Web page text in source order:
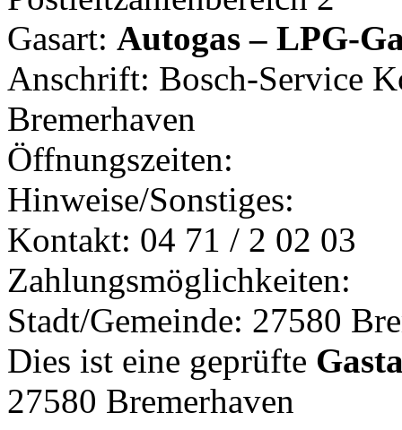
Gasart: Autogas – LPG-
Anschrift: Bosch-Service
Bremerhaven
Öffnungszeiten:
Hinweise/Sonstiges:
Kontakt: 04 71 / 2 02 03
Zahlungsmöglichkeiten:
Stadt/Gemeinde: 27580
Dies ist eine geprüfte
27580 Bremerhaven